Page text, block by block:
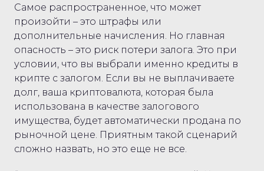
Самое распространенное, что может
произойти – это штрафы или
дополнительные начисления. Но главная
опасность – это риск потери залога. Это при
условии, что вы выбрали именно кредиты в
крипте с залогом. Если вы не выплачиваете
долг, ваша криптовалюта, которая была
использована в качестве залогового
имущества, будет автоматически продана по
рыночной цене. Приятным такой сценарий
сложно назвать, но это еще не все.